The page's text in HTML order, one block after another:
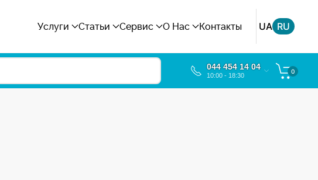
Услуги Статьи Сервис О Нас Контакты UA RU
044 454 14 04
10:00 - 18:30
0